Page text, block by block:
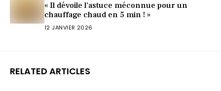
« Il dévoile l’astuce méconnue pour un
chauffage chaud en 5 min ! »
12 JANVIER 2026
RELATED ARTICLES